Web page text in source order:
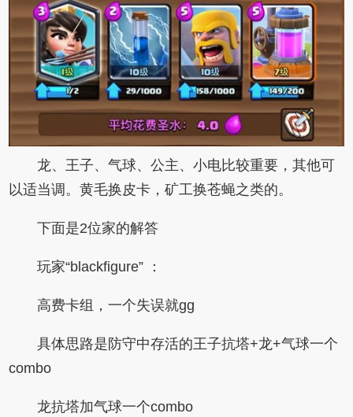
龙、王子、气球、公主、小电比较重要，其他可
以适当调。黄毛换皮卡，矿工换苍蝇之类的。
下面是2位家的解答
玩家“blackfigure” ：
高费卡组，一个失误就gg
具体思路是防守中存活的王子抗塔+龙+气球一个
combo
龙抗塔加气球一个combo